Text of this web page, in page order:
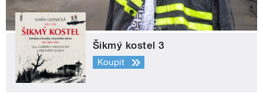
Šikmý kostel 3
Koupit